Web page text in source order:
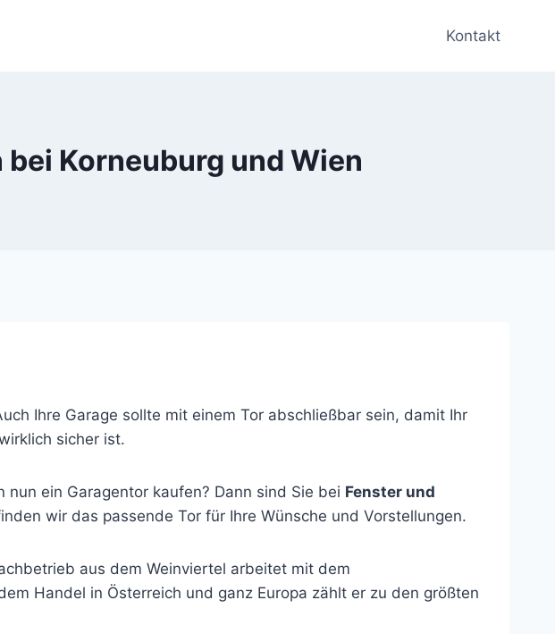
Kontakt
Korneuburg und Wien
Ihre Garage sollte mit einem Tor abschließbar sein, damit Ihr
sicher ist.
ein Garagentor kaufen? Dann sind Sie bei Fenster und
wir das passende Tor für Ihre Wünsche und Vorstellungen.
aus dem Weinviertel arbeitet mit dem
Handel in Österreich und ganz Europa zählt er zu den größten